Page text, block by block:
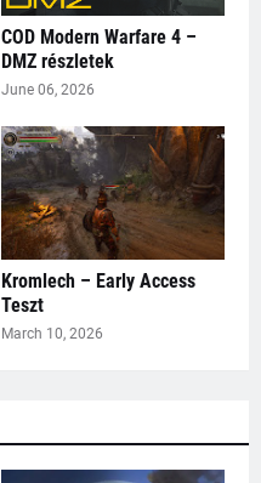
COD Modern Warfare 4 –
DMZ részletek
June 06, 2026
Kromlech – Early Access
Teszt
March 10, 2026